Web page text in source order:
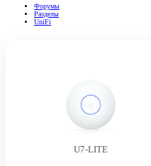
Форумы
Разделы
UniFi
U7-LITE